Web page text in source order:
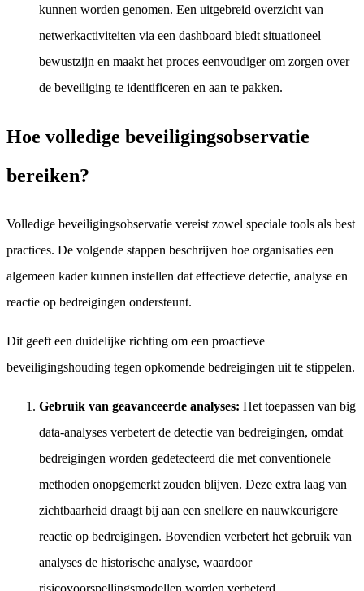
kunnen worden genomen. Een uitgebreid overzicht van
netwerkactiviteiten via een dashboard biedt situationeel
bewustzijn en maakt het proces eenvoudiger om zorgen over
de beveiliging te identificeren en aan te pakken.
Hoe volledige beveiligingsobservatie
bereiken?
Volledige beveiligingsobservatie vereist zowel speciale tools als best
practices. De volgende stappen beschrijven hoe organisaties een
algemeen kader kunnen instellen dat effectieve detectie, analyse en
reactie op bedreigingen ondersteunt.
Dit geeft een duidelijke richting om een proactieve
beveiligingshouding tegen opkomende bedreigingen uit te stippelen.
Gebruik van geavanceerde analyses: Het toepassen van big
data-analyses verbetert de detectie van bedreigingen, omdat
bedreigingen worden gedetecteerd die met conventionele
methoden onopgemerkt zouden blijven. Deze extra laag van
zichtbaarheid draagt bij aan een snellere en nauwkeurigere
reactie op bedreigingen. Bovendien verbetert het gebruik van
analyses de historische analyse, waardoor
risicovoorspellingsmodellen worden verbeterd.